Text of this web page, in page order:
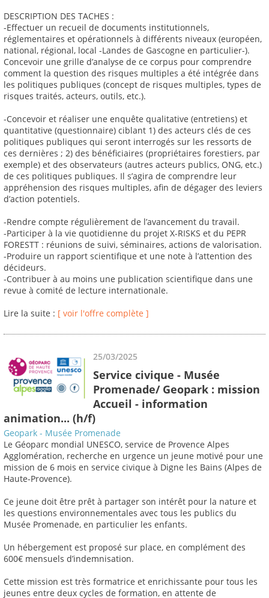
DESCRIPTION DES TACHES :
-Effectuer un recueil de documents institutionnels,
réglementaires et opérationnels à différents niveaux (européen,
national, régional, local -Landes de Gascogne en particulier-).
Concevoir une grille d’analyse de ce corpus pour comprendre
comment la question des risques multiples a été intégrée dans
les politiques publiques (concept de risques multiples, types de
risques traités, acteurs, outils, etc.).
-Concevoir et réaliser une enquête qualitative (entretiens) et
quantitative (questionnaire) ciblant 1) des acteurs clés de ces
politiques publiques qui seront interrogés sur les ressorts de
ces dernières ; 2) des bénéficiaires (propriétaires forestiers, par
exemple) et des observateurs (autres acteurs publics, ONG, etc.)
de ces politiques publiques. Il s’agira de comprendre leur
appréhension des risques multiples, afin de dégager des leviers
d’action potentiels.
-Rendre compte régulièrement de l’avancement du travail.
-Participer à la vie quotidienne du projet X-RISKS et du PEPR
FORESTT : réunions de suivi, séminaires, actions de valorisation.
-Produire un rapport scientifique et une note à l’attention des
décideurs.
-Contribuer à au moins une publication scientifique dans une
revue à comité de lecture internationale.
Lire la suite : [ voir l'offre complète ]
25/03/2025
Service civique - Musée
Promenade/ Geopark : mission
Accueil - information
animation... (h/f)
Geopark - Musée Promenade
Le Géoparc mondial UNESCO, service de Provence Alpes
Agglomération, recherche en urgence un jeune motivé pour une
mission de 6 mois en service civique à Digne les Bains (Alpes de
Haute-Provence).
Ce jeune doit être prêt à partager son intérêt pour la nature et
les questions environnementales avec tous les publics du
Musée Promenade, en particulier les enfants.
Un hébergement est proposé sur place, en complément des
600€ mensuels d’indemnisation.
Cette mission est très formatrice et enrichissante pour tous les
jeunes entre deux cycles de formation, en attente de